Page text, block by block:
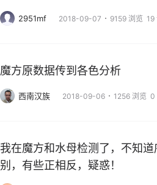
2951mf 2018-09-07 9159 浏览 19
魔方原数据传到各色分析
西南汉族 2018-09-06 1256 浏览 0
我在魔方和水母检测了，不知
别，有些正相反，疑惑！